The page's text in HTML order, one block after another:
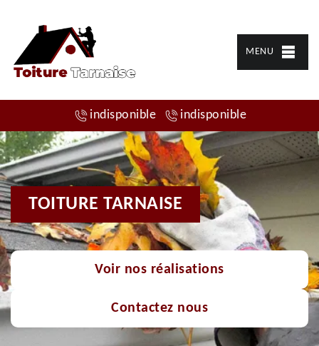
MENU
indisponible indisponible
TOITURE TARNAISE
Voir nos réalisations
Contactez nous